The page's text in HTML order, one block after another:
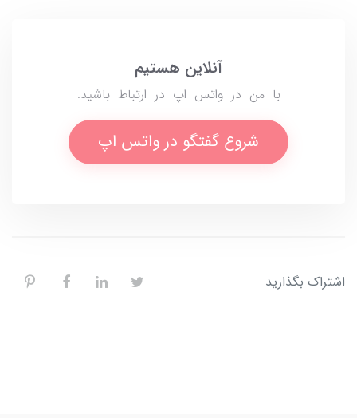
آنلاین هستیم
با من در واتس اپ در ارتباط باشید.
شروع گفتگو در واتس اپ
اشتراک بگذارید